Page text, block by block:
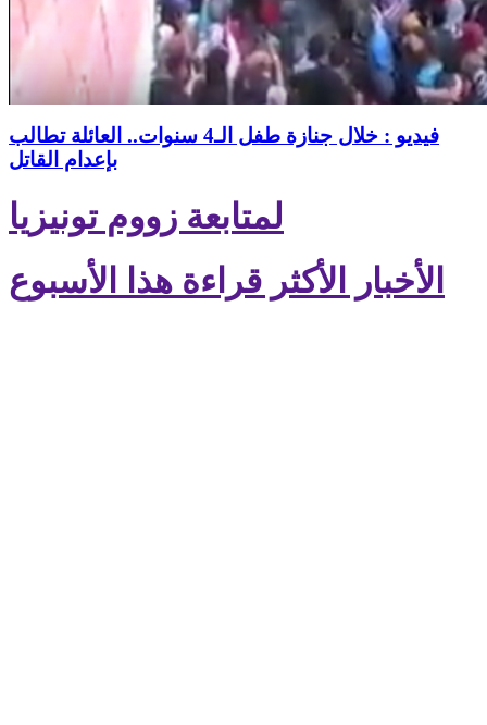
فيديو : خلال جنازة طفل الـ4 سنوات.. العائلة تطالب
بإعدام القاتل
لمتابعة زووم تونيزيا
الأخبار الأكثر قراءة هذا الأسبوع